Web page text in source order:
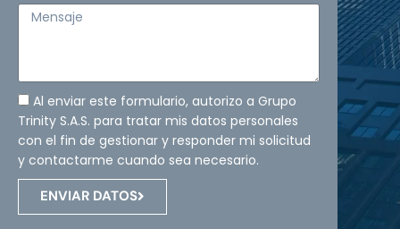
Mensaje
Al enviar este formulario, autorizo a Grupo
Trinity S.A.S. para tratar mis datos personales
con el fin de gestionar y responder mi solicitud
y contactarme cuando sea necesario.
ENVIAR DATOS